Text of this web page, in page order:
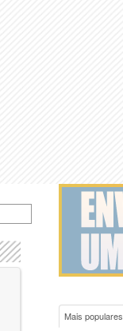
Mais populares